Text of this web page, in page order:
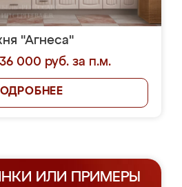
"Агнеса"
000 руб. за п.м.
ИЛИ ПРИМЕРЫ